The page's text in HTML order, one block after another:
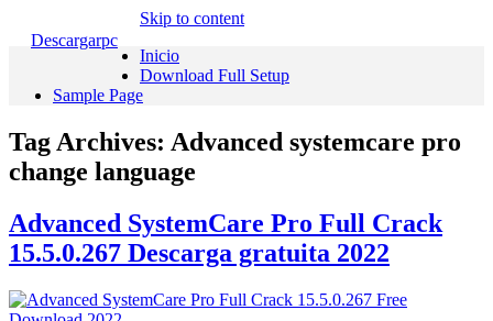
Descargarpc
Skip to content
Inicio
Download Full Setup
Sample Page
Tag Archives: Advanced systemcare pro
change language
Advanced SystemCare Pro Full Crack
15.5.0.267 Descarga gratuita 2022